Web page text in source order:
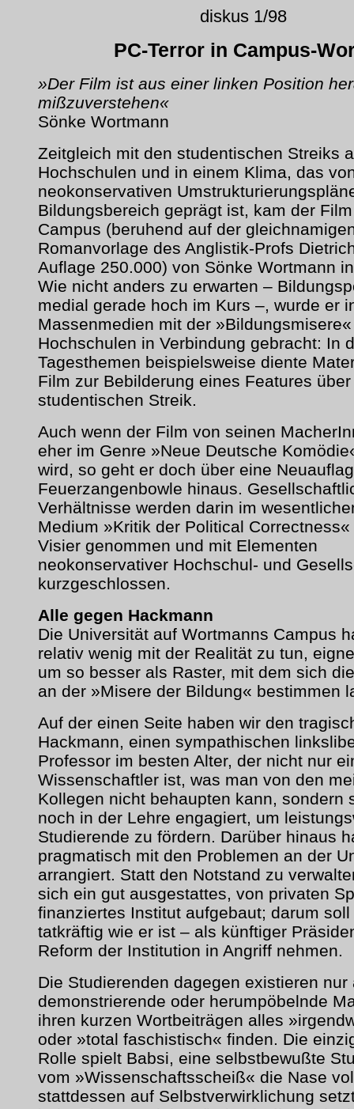
diskus 1/98
PC-Terror in Campus-
»Der Film ist aus einer linken Position
mißzuverstehen«
Sönke Wortmann
Zeitgleich mit den studentischen Streiks
Hochschulen und in einem Klima, das
neokonservativen
Bildungsbereich geprägt ist, kam der
Campus (beruhend auf der
Romanvorlage des Anglistik-Profs
Auflage 250.000) von Sönke Wortmann
Wie nicht anders zu erwarten –
medial gerade hoch im Kurs –, wurde er
Massenmedien mit der
Hochschulen in Verbindung gebracht: In
Tagesthemen beispielsweise diente
Film zur Bebilderung eines Features
studentischen Streik.
Auch wenn der Film von seinen
eher im Genre »Neue Deutsche
wird, so geht er doch über eine
Feuerzangenbowle hinaus.
Verhältnisse werden darin im
Medium »Kritik der Political
Visier genommen und mit Elementen
neokonservativer Hochschul- und
kurzgeschlossen.
Alle gegen Hackmann
Die Universität auf Wortmanns Campus
relativ wenig mit der Realität zu tun,
um so besser als Raster, mit dem sich
an der »Misere der Bildung« bestimmen
Auf der einen Seite haben wir den
Hackmann, einen sympathischen
Professor im besten Alter, der nicht nur
Wissenschaftler ist, was man von den
Kollegen nicht behaupten kann, sondern
noch in der Lehre engagiert, um
Studierende zu fördern. Darüber hinaus
pragmatisch mit den Problemen an der
arrangiert. Statt den Notstand zu
sich ein gut ausgestattes, von privaten
finanziertes Institut aufgebaut; darum soll
tatkräftig wie er ist – als künftiger
Reform der Institution in Angriff nehmen.
Die Studierenden dagegen existieren nur
demonstrierende oder herumpöbelnde
ihren kurzen Wortbeiträgen alles
oder »total faschistisch« finden. Die
Rolle spielt Babsi, eine selbstbewußte
vom »Wissenschaftsscheiß« die Nase
stattdessen auf Selbstverwirklichung